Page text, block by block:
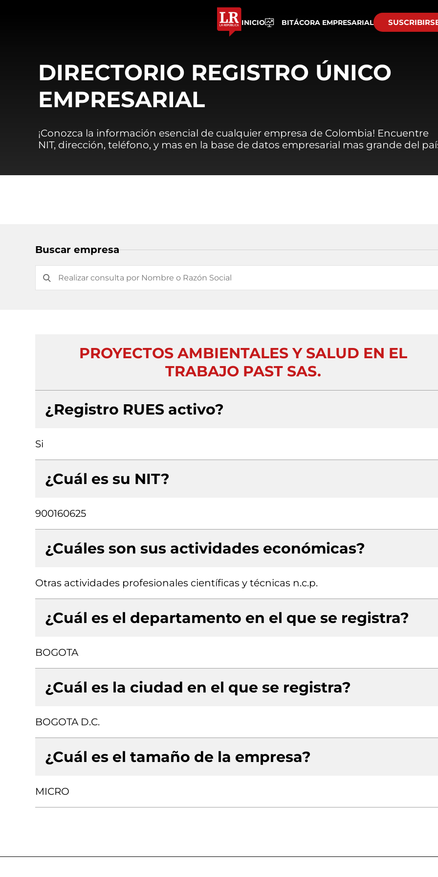
INICIO BITÁCORA EMPRESARIAL
DIRECTORIO REGISTRO ÚNICO
EMPRESARIAL
¡Conozca la información esencial de cualquier empresa de Colombia! Encuentre
NIT, dirección, teléfono, y mas en la base de datos empresarial mas grande del
Buscar empresa
PROYECTOS AMBIENTALES Y SALUD EN EL
TRABAJO PAST SAS.
¿Registro RUES activo?
Si
¿Cuál es su NIT?
900160625
¿Cuáles son sus actividades económicas?
Otras actividades profesionales científicas y técnicas n.c.p.
¿Cuál es el departamento en el que se registra?
BOGOTA
¿Cuál es la ciudad en el que se registra?
BOGOTA D.C.
¿Cuál es el tamaño de la empresa?
MICRO